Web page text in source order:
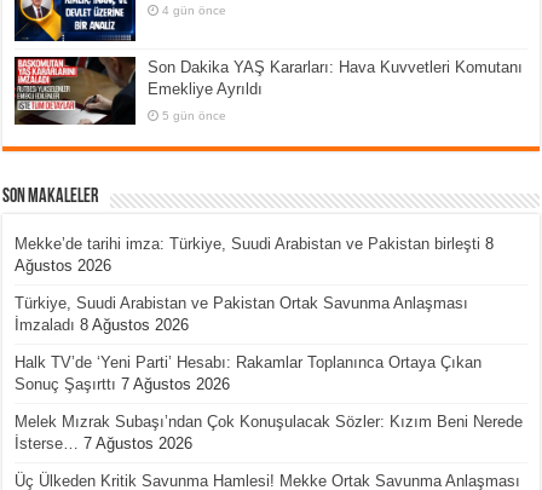
4 gün önce
Son Dakika YAŞ Kararları: Hava Kuvvetleri Komutanı
Emekliye Ayrıldı
5 gün önce
Son Makaleler
Mekke’de tarihi imza: Türkiye, Suudi Arabistan ve Pakistan birleşti 8
Ağustos 2026
Türkiye, Suudi Arabistan ve Pakistan Ortak Savunma Anlaşması
İmzaladı 8 Ağustos 2026
Halk TV’de ‘Yeni Parti’ Hesabı: Rakamlar Toplanınca Ortaya Çıkan
Sonuç Şaşırttı 7 Ağustos 2026
Melek Mızrak Subaşı’ndan Çok Konuşulacak Sözler: Kızım Beni Nerede
İsterse…
7 Ağustos 2026
Üç Ülkeden Kritik Savunma Hamlesi! Mekke Ortak Savunma Anlaşması